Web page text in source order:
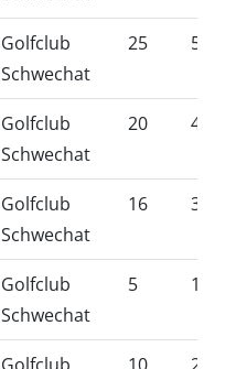
Golfclub
Schwechat
25 54,0
Golfclub
Schwechat
20 42,9
Golfclub
Schwechat
16 36,8
Golfclub
Schwechat
5 14,1